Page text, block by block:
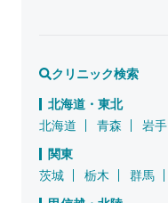
クリニック検索
北海道・東北
北海道
青森 岩手
関東
茨城
栃木 群馬